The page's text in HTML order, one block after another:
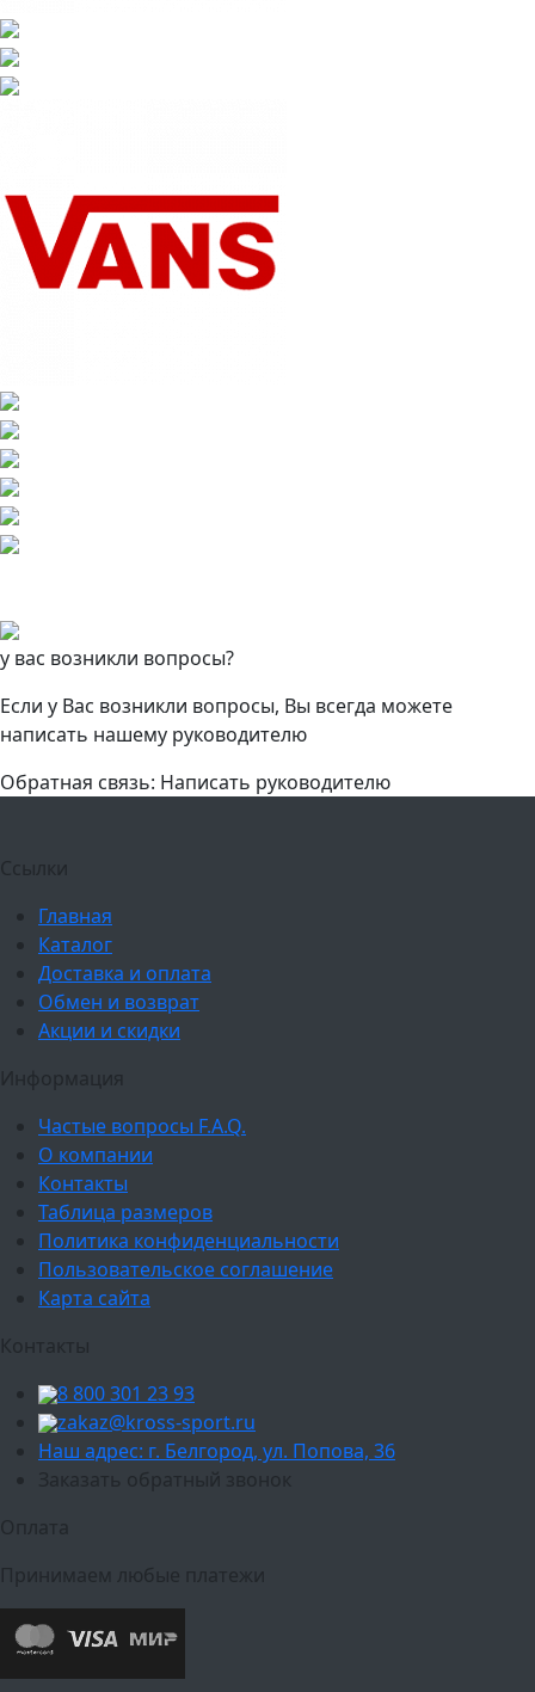
у вас возникли вопросы?
Если у Вас возникли вопросы, Вы всегда можете
написать нашему руководителю
Обратная связь: Написать руководителю
Ссылки
Главная
Каталог
Доставка и оплата
Обмен и возврат
Акции и скидки
Информация
Частые вопросы F.A.Q.
О компании
Контакты
Таблица размеров
Политика конфиденциальности
Пользовательское соглашение
Карта сайта
Контакты
8 800 301 23 93
zakaz@kross-sport.ru
Наш адрес: г. Белгород, ул. Попова, 36
Заказать обратный звонок
Оплата
Принимаем любые платежи